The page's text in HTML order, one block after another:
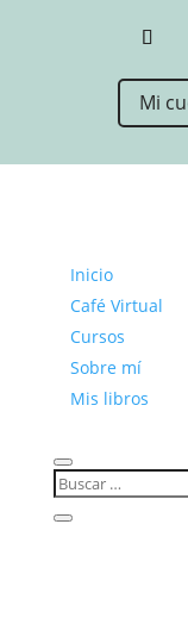
Mi
Inicio
Café Virtual
Cursos
Sobre mí
Mis libros